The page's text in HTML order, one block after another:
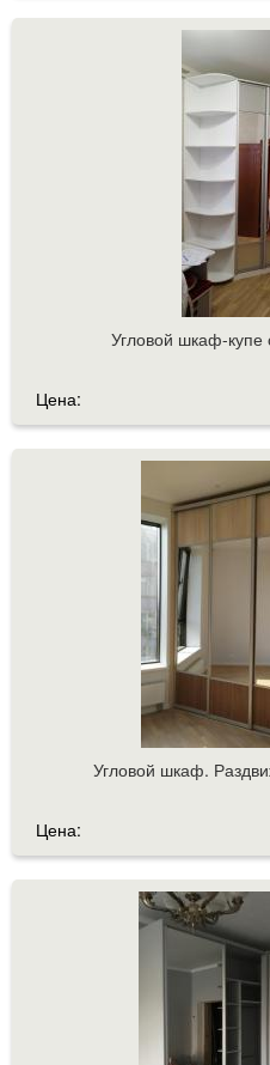
Угловой шкаф-
Цена:
Угловой шкаф.
Цена: